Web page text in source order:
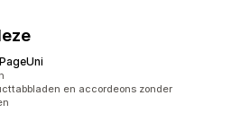
en accordeons zonder